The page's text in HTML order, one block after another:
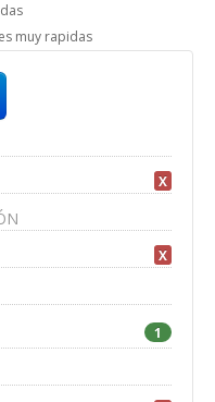
muy rapidas
X
X
1